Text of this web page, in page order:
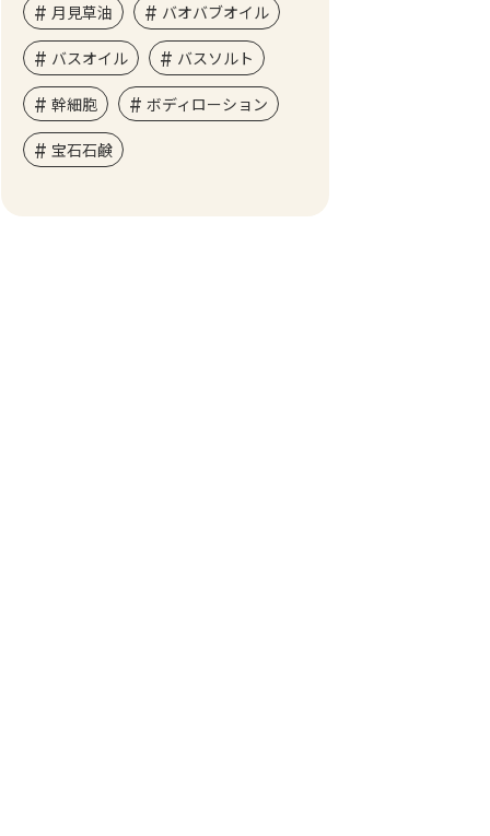
月見草油 バオバブオイル
バスオイル バスソルト
幹細胞 ボディローション
宝石石鹸